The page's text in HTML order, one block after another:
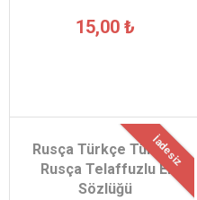
15,00 ₺
İadesiz
Rusça Türkçe Türkçe
Rusça Telaffuzlu El
Sözlüğü